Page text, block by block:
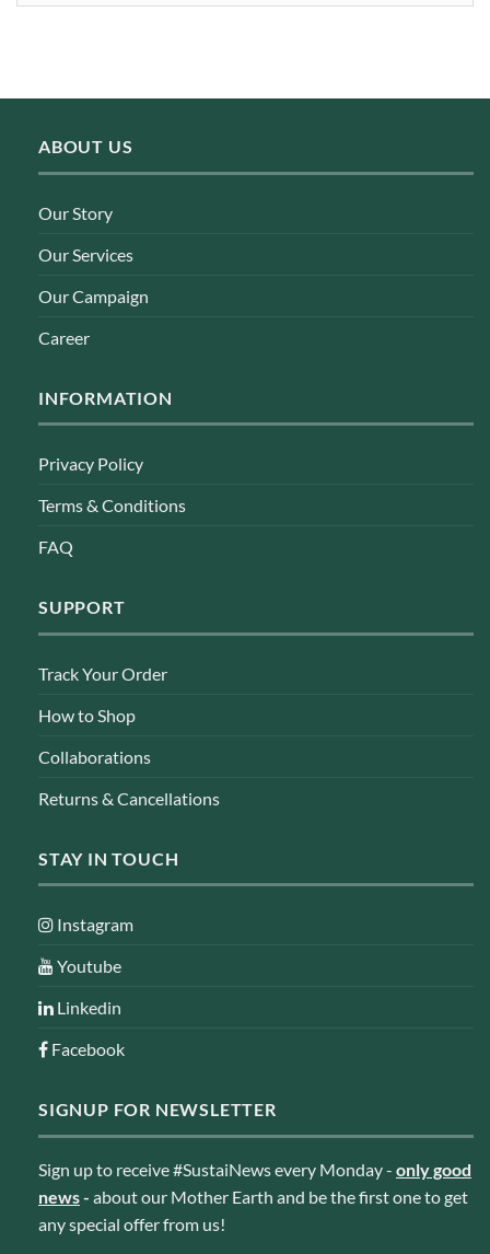
ABOUT US
Our Story
Our Services
Our Campaign
Career
INFORMATION
Privacy Policy
Terms & Conditions
FAQ
SUPPORT
Track Your Order
How to Shop
Collaborations
Returns & Cancellations
STAY IN TOUCH
Instagram
Youtube
Linkedin
Facebook
SIGNUP FOR NEWSLETTER
Sign up to receive #SustaiNews every Monday - only good
news- about our Mother Earth and be the first one to get
any special offer from us!